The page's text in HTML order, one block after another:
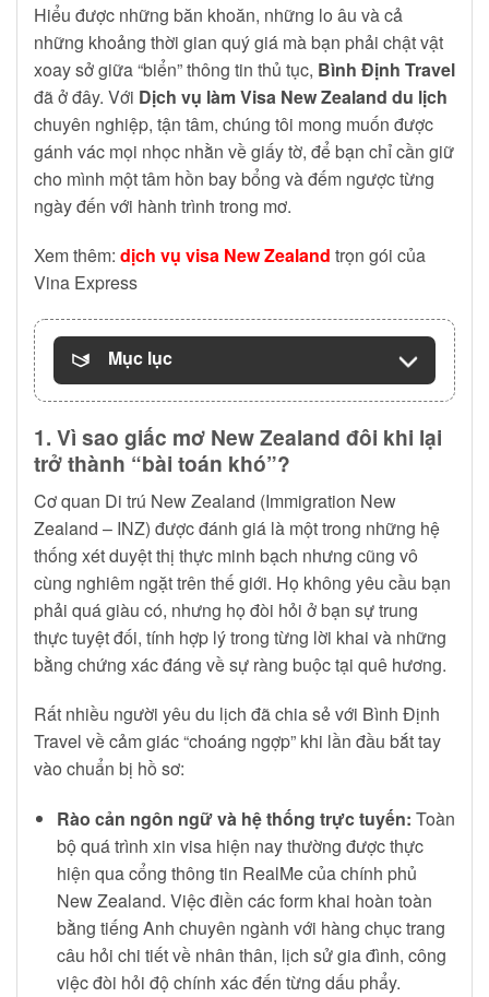
Hiểu được những băn khoăn, những lo âu và cả
những khoảng thời gian quý giá mà bạn phải chật vật
xoay sở giữa “biển” thông tin thủ tục, Bình Định Travel
đã ở đây. Với Dịch vụ làm Visa New Zealand du lịch
chuyên nghiệp, tận tâm, chúng tôi mong muốn được
gánh vác mọi nhọc nhằn về giấy tờ, để bạn chỉ cần giữ
cho mình một tâm hồn bay bổng và đếm ngược từng
ngày đến với hành trình trong mơ.
Xem thêm: dịch vụ visa New Zealand trọn gói của
Vina Express
Mục lục
1. Vì sao giấc mơ New Zealand đôi khi lại
trở thành “bài toán khó”?
Cơ quan Di trú New Zealand (Immigration New
Zealand – INZ) được đánh giá là một trong những hệ
thống xét duyệt thị thực minh bạch nhưng cũng vô
cùng nghiêm ngặt trên thế giới. Họ không yêu cầu bạn
phải quá giàu có, nhưng họ đòi hỏi ở bạn sự trung
thực tuyệt đối, tính hợp lý trong từng lời khai và những
bằng chứng xác đáng về sự ràng buộc tại quê hương.
Rất nhiều người yêu du lịch đã chia sẻ với Bình Định
Travel về cảm giác “choáng ngợp” khi lần đầu bắt tay
vào chuẩn bị hồ sơ:
Rào cản ngôn ngữ và hệ thống trực tuyến: Toàn
bộ quá trình xin visa hiện nay thường được thực
hiện qua cổng thông tin RealMe của chính phủ
New Zealand. Việc điền các form khai hoàn toàn
bằng tiếng Anh chuyên ngành với hàng chục trang
câu hỏi chi tiết về nhân thân, lịch sử gia đình, công
việc đòi hỏi độ chính xác đến từng dấu phẩy.